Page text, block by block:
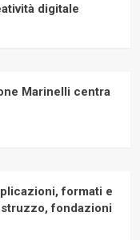
digitale
Marinelli centra
formati e
fondazioni